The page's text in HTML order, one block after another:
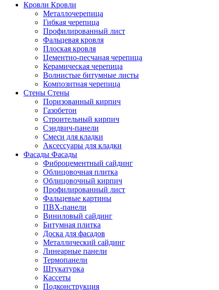
Кровли Кровли
Металлочерепица
Гибкая черепица
Профилированный лист
Фальцевая кровля
Плоская кровля
Цементно-песчаная черепица
Керамическая черепица
Волнистые битумные листы
Композитная черепица
Стены Стены
Поризованный кирпич
Газобетон
Строительный кирпич
Сэндвич-панели
Смеси для кладки
Аксессуары для кладки
Фасады Фасады
Фиброцементный сайдинг
Облицовочная плитка
Облицовочный кирпич
Профилированный лист
Фальцевые картины
ПВХ-панели
Виниловый сайдинг
Битумная плитка
Доска для фасадов
Металлический сайдинг
Линеарные панели
Термопанели
Штукатурка
Кассеты
Подконструкция